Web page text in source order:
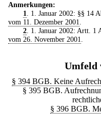
Anmerkungen:
1
. 1. Januar 2002: §§ 14
vom 11. Dezember 2001
2. 1. Januar 2002: Artt. 1
vom 26. November 2001
Umfeld
§ 394 BGB. Keine
§ 395 BGB.
§ 396 BGB.